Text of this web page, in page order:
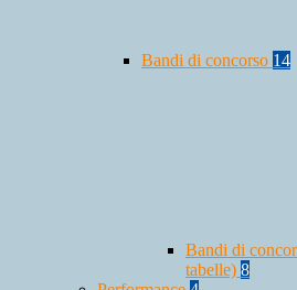
Bandi di concorso 14
Bandi di
tabelle) 8